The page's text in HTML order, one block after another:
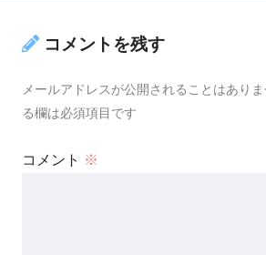
コメントを残す
メールアドレスが公開されることはありま
る欄は必須項目です
コメント ※